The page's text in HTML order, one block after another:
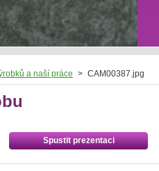
a naší práce > CAM00387.jpg
Spustit prezentaci